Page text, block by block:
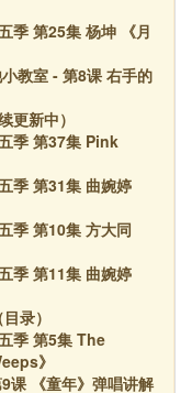
第25集 杨坤 《月
教室 - 第8课 右手的
更新中）
季 第37集 Pink
季 第31集 曲婉婷
季 第10集 方大同
季 第11集 曲婉婷
录）
季 第5集 The
》
课 《童年》弹唱讲解